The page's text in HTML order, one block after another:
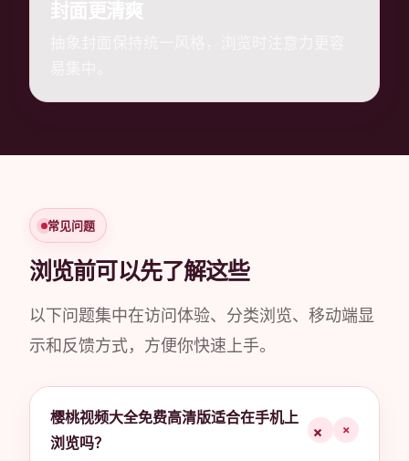
常见问题
浏览前可以先了解这些
以下问题集中在访问体验、分类浏览、移动端显
示和反馈方式，方便你快速上手。
樱桃视频大全免费高清版适合在手机上
浏览吗？
+